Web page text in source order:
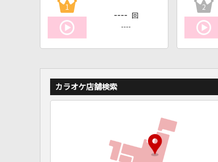
1
---- 回
----
2
カラオケ店舗検索